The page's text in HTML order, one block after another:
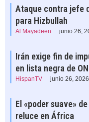
Ataque contra jefe
para Hizbullah
Al Mayadeen junio 26,
Irán exige fin de
en lista negra de
HispanTV junio 26,
El «poder suave»
reluce en África